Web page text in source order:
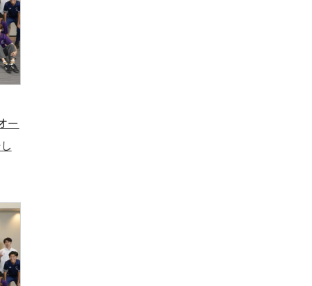
ー